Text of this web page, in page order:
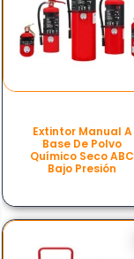
Extintor Manual A
Base De Polvo
Químico Seco ABC
Bajo Presión